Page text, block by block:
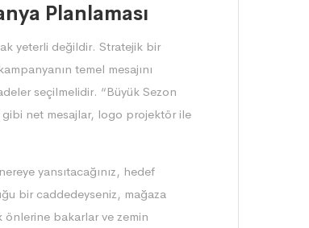
Planlaması
yeterli değildir. Stratejik bir
temel mesajını
seçilmelidir. “Büyük Sezon
gibi net mesajlar, logo projektör ile
yansıtacağınız, hedef
bir caddedeyseniz, mağaza
önlerine bakarlar ve zemin